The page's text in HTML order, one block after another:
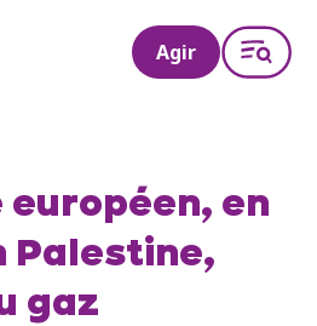
Agir
européen, en
Palestine,
gaz